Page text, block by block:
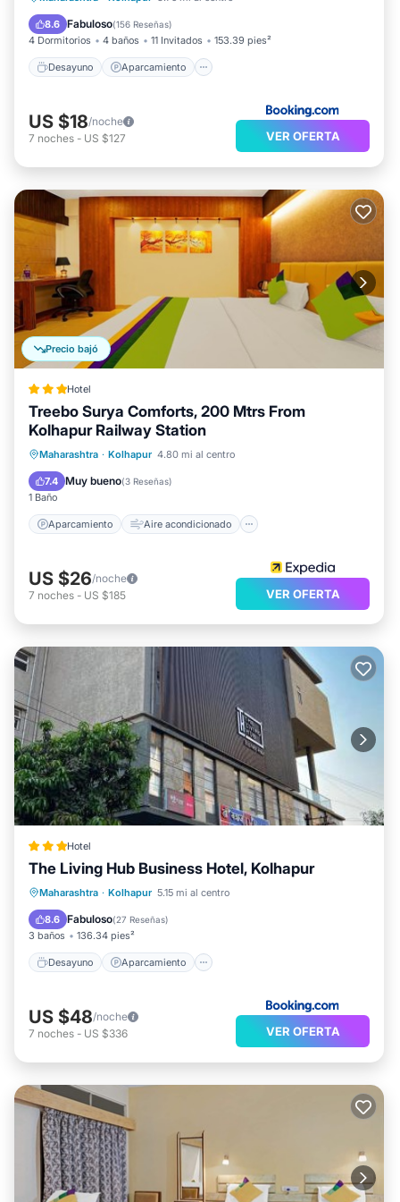
8.6 Fabuloso(156 Reseñas)
4 Dormitorios 4 baños 11 Invitados 153.39 pies²
Desayuno Aparcamiento
Balcón/Terraza
US $18/noche
7 noches - US $127 VER OFERTA
Precio bajó
Hotel
Treebo Surya Comforts, 200 Mtrs From
Kolhapur Railway Station
Maharashtra · Kolhapur 4.80 mi al centro
7.4 Muy bueno(3 Reseñas)
1 Baño
Aparcamiento Aire acondicionado
Aparcamiento
Aire acondicionado
Internet
Apto para niños
US $26/noche
7 noches - US $185 VER OFERTA
Hotel
The Living Hub Business Hotel, Kolhapur
Maharashtra · Kolhapur 5.15 mi al centro
8.6 Fabuloso(27 Reseñas)
3 baños 136.34 pies²
Desayuno Aparcamiento
Desayuno
Aparcamiento
Balcón/Terraza
US $48/noche
7 noches - US $336 VER OFERTA